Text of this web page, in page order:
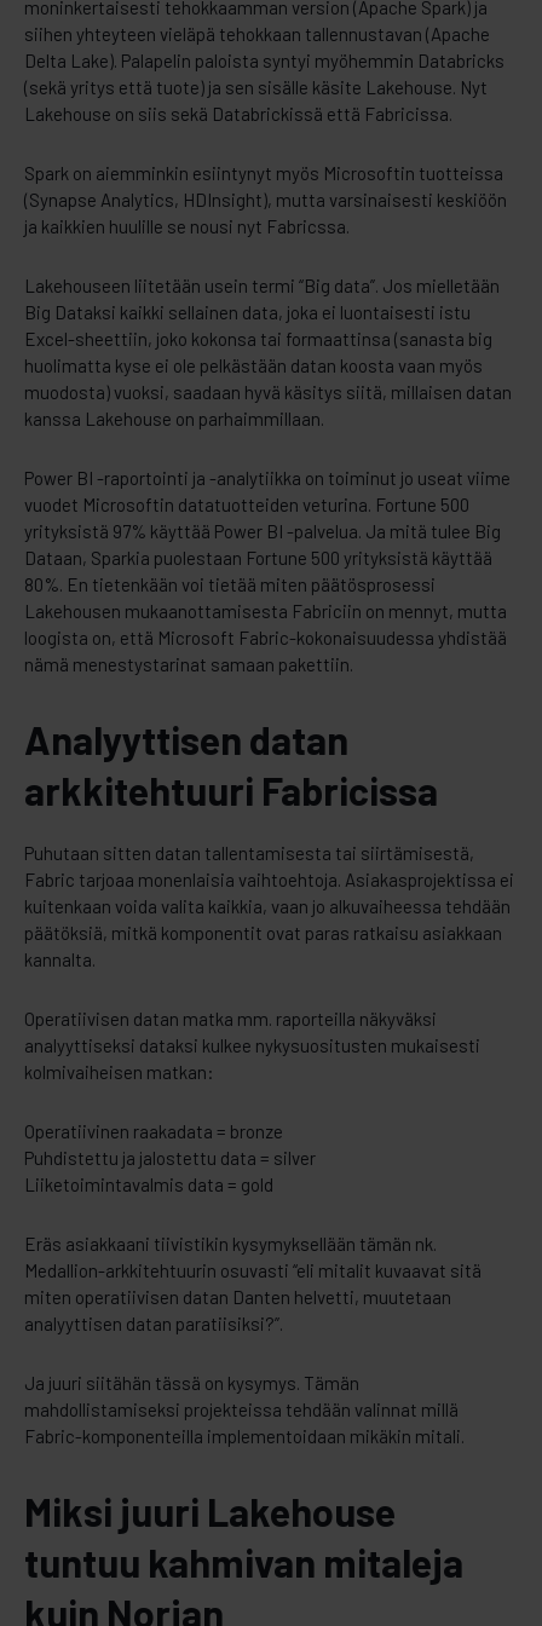
moninkertaisesti tehokkaamman version (Apache Spark) ja
siihen yhteyteen vieläpä tehokkaan tallennustavan (Apache
Delta Lake). Palapelin paloista syntyi myöhemmin Databricks
(sekä yritys että tuote) ja sen sisälle käsite Lakehouse. Nyt
Lakehouse on siis sekä Databrickissä että Fabricissa.
Spark on aiemminkin esiintynyt myös Microsoftin tuotteissa
(Synapse Analytics, HDInsight), mutta varsinaisesti keskiöön
ja kaikkien huulille se nousi nyt Fabricssa.
Lakehouseen liitetään usein termi “Big data”. Jos mielletään
Big Dataksi kaikki sellainen data, joka ei luontaisesti istu
Excel-sheettiin, joko kokonsa tai formaattinsa (sanasta big
huolimatta kyse ei ole pelkästään datan koosta vaan myös
muodosta) vuoksi, saadaan hyvä käsitys siitä, millaisen datan
kanssa Lakehouse on parhaimmillaan.
Power BI -raportointi ja -analytiikka on toiminut jo useat viime
vuodet Microsoftin datatuotteiden veturina. Fortune 500
yrityksistä 97% käyttää Power BI -palvelua. Ja mitä tulee Big
Dataan, Sparkia puolestaan Fortune 500 yrityksistä käyttää
80%. En tietenkään voi tietää miten päätösprosessi
Lakehousen mukaanottamisesta Fabriciin on mennyt, mutta
loogista on, että Microsoft Fabric-kokonaisuudessa yhdistää
nämä menestystarinat samaan pakettiin.
Analyyttisen datan
arkkitehtuuri Fabricissa
Puhutaan sitten datan tallentamisesta tai siirtämisestä,
Fabric tarjoaa monenlaisia vaihtoehtoja. Asiakasprojektissa ei
kuitenkaan voida valita kaikkia, vaan jo alkuvaiheessa tehdään
päätöksiä, mitkä komponentit ovat paras ratkaisu asiakkaan
kannalta.
Operatiivisen datan matka mm. raporteilla näkyväksi
analyyttiseksi dataksi kulkee nykysuositusten mukaisesti
kolmivaiheisen matkan:
Operatiivinen raakadata = bronze
Puhdistettu ja jalostettu data = silver
Liiketoimintavalmis data = gold
Eräs asiakkaani tiivistikin kysymyksellään tämän nk.
Medallion-arkkitehtuurin osuvasti “eli mitalit kuvaavat sitä
miten operatiivisen datan Danten helvetti, muutetaan
analyyttisen datan paratiisiksi?”.
Ja juuri siitähän tässä on kysymys. Tämän
mahdollistamiseksi projekteissa tehdään valinnat millä
Fabric-komponenteilla implementoidaan mikäkin mitali.
Miksi juuri Lakehouse
tuntuu kahmivan mitaleja
kuin Norjan